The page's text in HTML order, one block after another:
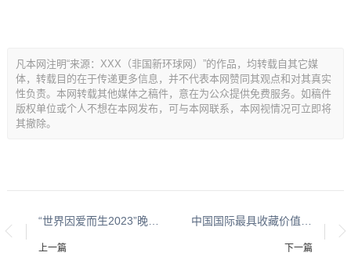
凡本网注明“来源：XXX（非国新环球网）”的作品，均转载自其它媒
体，转载目的在于传递更多信息，并不代表本网赞同其观点和对其真实
性负责。本网转载其他媒体之稿件，意在为公众提供免费服务。如稿件
版权单位或个人不想在本网发布，可与本网联系，本网视情况可立即将
其撤除。
上一篇 下一篇